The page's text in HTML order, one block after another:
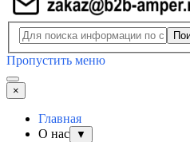
Пропустить меню
×
Главная
О нас
▼